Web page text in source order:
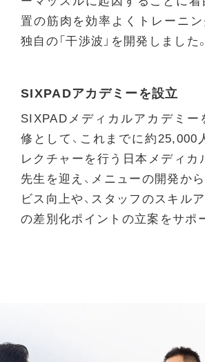
置の筋肉を効率よくトレーニン
独自の「干渉波」を開発しました。
SIXPADアカデミーを設立
SIXPADメディカルアカデミー
修として、これまでに約25,000
レクチャーを行う日本メディカ
先生を迎え、メニューの開発か
ビス向上や、スタッフのスキル
の差別化ポイントの立案をサポ